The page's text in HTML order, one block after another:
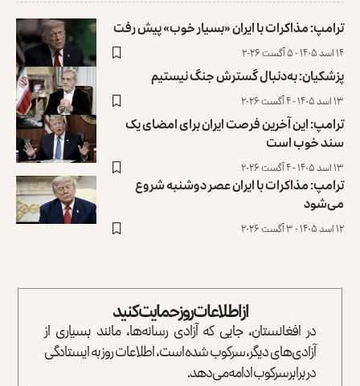
ترامپ: مذاکرات با ایران «بسیار خوب» پیش رفت
۱۴ اسد ۱۴۰۵ - ۵ آگست ۲۰۲۶
پزشکیان: به‌دنبال گسترش جنگ نیستیم
۱۳ اسد ۱۴۰۵ - ۴ آگست ۲۰۲۶
ترامپ: این آخرین فرصت ایران برای امضای یک
سند خوب است
۱۳ اسد ۱۴۰۵ - ۴ آگست ۲۰۲۶
ترامپ: مذاکرات با ایران عصر دوشنبه شروع
می‌شود
۱۲ اسد ۱۴۰۵ - ۳ آگست ۲۰۲۶
از اطلاعات روز حمایت کنید
در افغانستان، جایی که آزادی رسانه‌ها، مانند بسیاری از
آزادی‌های دیگر، سرکوب شده است، اطلاعات روز به ایستادگی
در برابر سرکوب ادامه می‌دهد.